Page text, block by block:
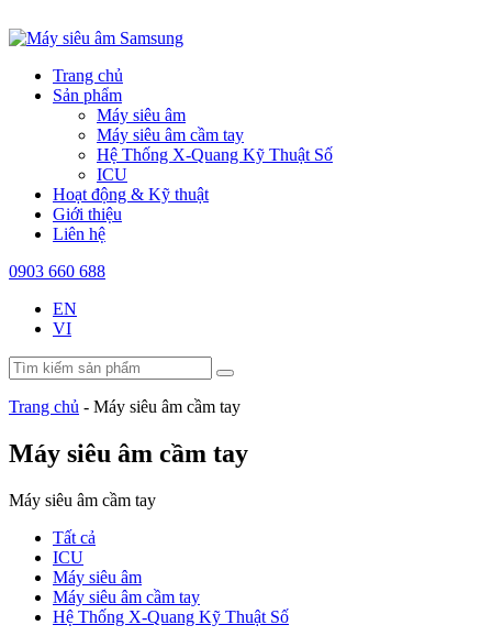
Trang chủ
Sản phẩm
Máy siêu âm
Máy siêu âm cầm tay
Hệ Thống X-Quang Kỹ Thuật Số
ICU
Hoạt động & Kỹ thuật
Giới thiệu
Liên hệ
0903 660 688
EN
VI
Trang chủ - Máy siêu âm cầm tay
Máy siêu âm cầm tay
Máy siêu âm cầm tay
Tất cả
ICU
Máy siêu âm
Máy siêu âm cầm tay
Hệ Thống X-Quang Kỹ Thuật Số